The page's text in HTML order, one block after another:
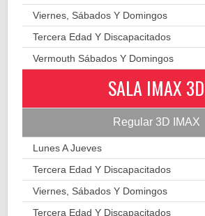
Viernes, Sábados Y Domingos
Tercera Edad Y Discapacitados
Vermouth Sábados Y Domingos
SALA IMAX 3D
Regular 3D IMAX
Lunes A Jueves
Tercera Edad Y Discapacitados
Viernes, Sábados Y Domingos
Tercera Edad Y Discapacitados